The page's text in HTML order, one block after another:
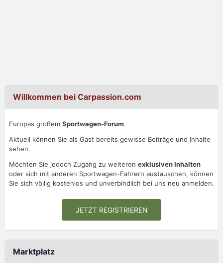
Willkommen bei Carpassion.com
Europas großem Sportwagen-Forum.
Aktuell können Sie als Gast bereits gewisse Beiträge und Inhalte
sehen.
Möchten Sie jedoch Zugang zu weiteren exklusiven Inhalten
oder sich mit anderen Sportwagen-Fahrern austauschen, können
Sie sich völlig kostenlos und unverbindlich bei uns neu anmelden.
JETZT REGISTRIEREN
Marktplatz